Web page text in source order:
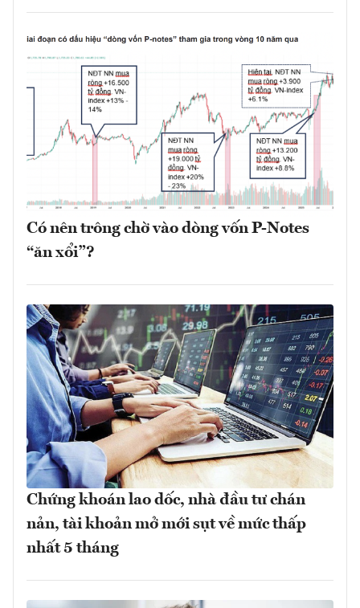
Có nên trông chờ vào dòng vốn P-Notes
“ăn xổi”?
Chứng khoán lao dốc, nhà đầu tư chán
nản, tài khoản mở mới sụt về mức thấp
nhất 5 tháng